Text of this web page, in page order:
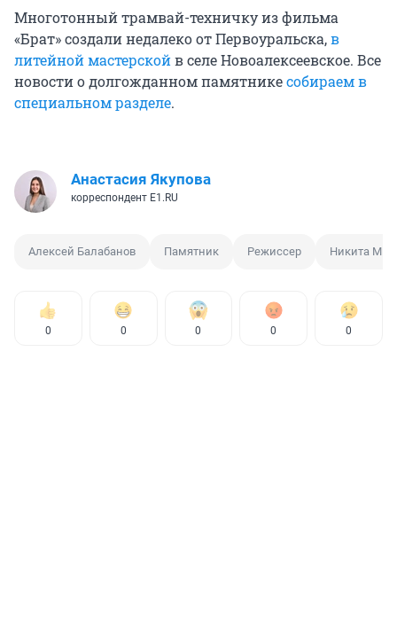
Многотонный трамвай-техничку из фильма
«Брат» создали недалеко от Первоуральска,в
литейной мастерскойв селе Новоалексеевское. Все
новости о долгожданном памятникесобираем в
специальном разделе.
Анастасия Якупова
корреспондент E1.RU
Алексей Балабанов Памятник Режиссер Никита
0 0 0 0 0